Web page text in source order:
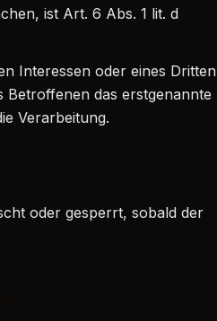
ist Art. 6 Abs. 1 lit. d
Interessen oder eines Dritten
Betroffenen das erstgenannte
Verarbeitung.
oder gesperrt, sobald der